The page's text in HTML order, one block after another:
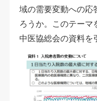
域の需要変動への応
ろうか。このテーマ
中医協総会の資料を